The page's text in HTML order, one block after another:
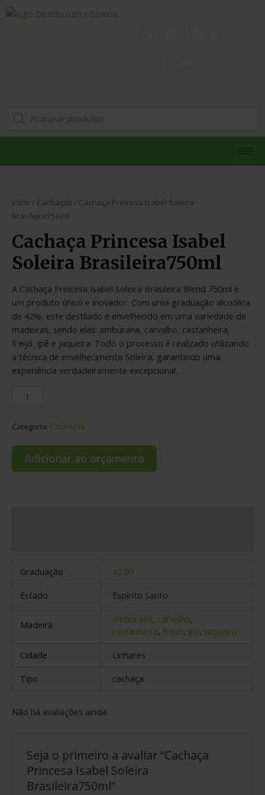
Início / Cachaças / Cachaça Princesa Isabel Soleira
Brasileira750ml
Cachaça Princesa Isabel
Soleira Brasileira750ml
A Cachaça Princesa Isabel Soleira Brasileira Blend 750ml é
um produto único e inovador. Com uma graduação alcoólica
de 42%, este destilado é envelhecido em uma variedade de
madeiras, sendo elas: amburana, carvalho, castanheira,
freijó, ipê e jaqueira. Todo o processo é realizado utilizando
a técnica de envelhecimento Soleira, garantindo uma
experiência verdadeiramente excepcional.
Categoria: Cachaças
Adicionar ao orçamento
Graduação
42.00
Estado
Espírito Santo
Madeira amburana, carvalho,
castanheira, freijó, ipê, jaqueira
Cidade
Linhares
Tipo
cachaça
Não há avaliações ainda.
Seja o primeiro a avaliar “Cachaça
Princesa Isabel Soleira
Brasileira750ml”